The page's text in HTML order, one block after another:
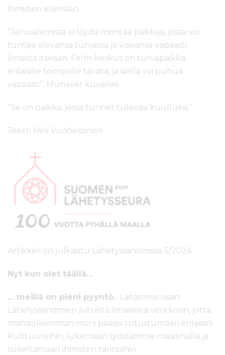
ihmisten elämään.
”Jerusalemissa ei löydä montaa paikkaa, jossa voi
tuntea olevansa turvassa ja voivansa vapaasti
ilmaista itseään. Felm-keskus on turvapaikka
erilaisille toimijoille tavata, ja siellä voi puhua
vapaasti”, Munayer kuvailee.
”Se on paikka, jossa tunnet tulevasi kuulluksi.”
Teksti Heli Vuohelainen
Artikkeli on julkaistu Lähetyssanomissa 5/2024.
Nyt kun olet täällä…
… meillä on pieni pyyntö. Laitamme osan
Lähetyssanomien jutuista ilmaiseksi verkkoon, jotta
mahdollisimman moni pääsisi tutustumaan erilaisiin
kulttuureihin, lukemaan työstämme maailmalla ja
sukeltamaan ihmisten tarinoihin.